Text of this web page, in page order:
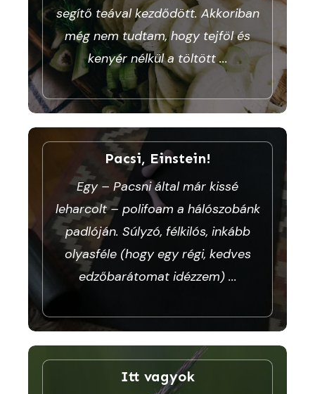
segítő teával kezdődött. Akkoriban
még nem tudtam, hogy tejföl és
kenyér nélkül a töltött...
Pacsi, Einstein!
Egy – Pacsni által már kissé
leharcolt – polifoam a hálószobánk
padlóján. Súlyzó, félkilós, inkább
olyasféle (hogy egy régi, kedves
edzőbarátomat idézzem) ...
Itt vagyok